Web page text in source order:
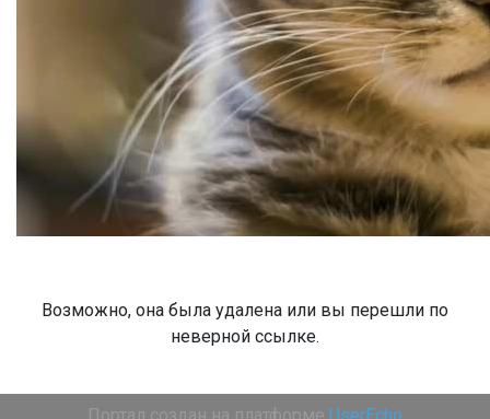
Возможно, она была удалена или вы перешли по
неверной ссылке.